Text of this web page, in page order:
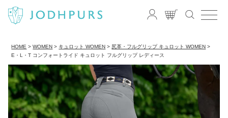
HOME WOMEN キュロット WOMEN
尻革・フルグリップ キュロット WOMEN
E・L・T コンフォートライド キュロット フルグリップ レディース